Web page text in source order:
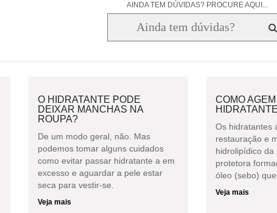
AINDA TEM DÚVIDAS? PROCURE AQUI...
O HIDRATANTE PODE
DEIXAR MANCHAS NA
ROUPA?
De um modo geral, não. Mas
podemos tomar alguns cuidados
como evitar passar hidratante a em
excesso e aguardar a pele estar
seca para vestir-se.
Veja mais
COMO
Os hidratantes
restauração e
hidrolipídico
protetora
óleo (sebo)
Veja mais